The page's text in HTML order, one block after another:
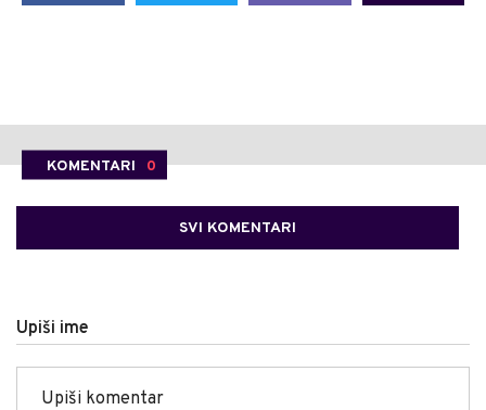
KOMENTARI 0
SVI KOMENTARI
Upiši ime